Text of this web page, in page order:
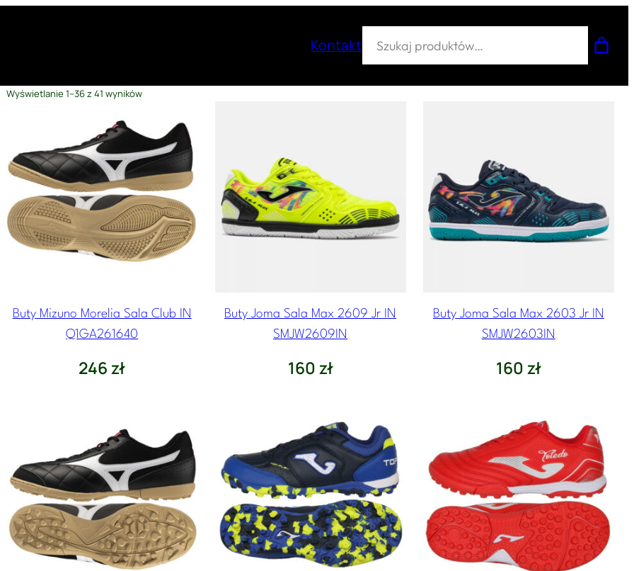
Kontakt Szukaj
Wyświetlanie 1–36 z 41 wynikówP
o
r
o
w
a
n
e
w
ł
z
y
c
h
Buty Mizuno Morelia Sala Club IN
Q1GA261640
246zł
Buty Joma Sala Max 2609 Jr IN
SMJW2609IN
160zł
Buty Joma Sala Max 2603 Jr IN
SMJW2603IN
160zł